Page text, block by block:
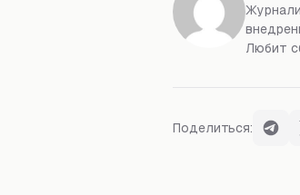
Любит
Поделиться: